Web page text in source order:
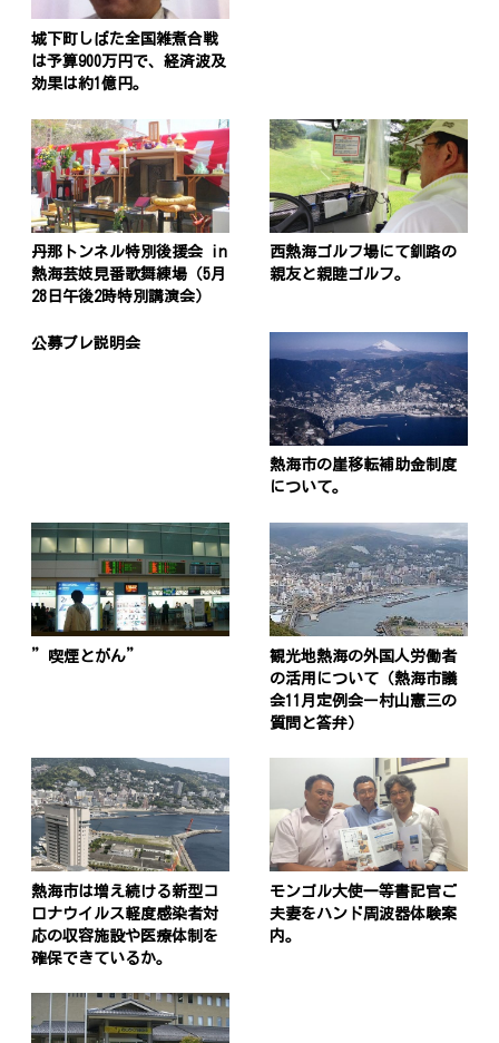
城下町しばた全国雑煮合戦
は予算900万円で、経済波及
効果は約1億円。
丹那トンネル特別後援会 in
熱海芸妓見番歌舞練場（5月
28日午後2時特別講演会）
西熱海ゴルフ場にて釧路の
親友と親睦ゴルフ。
公募プレ説明会
熱海市の崖移転補助金制度
について。
”喫煙とがん”
観光地熱海の外国人労働者
の活用について（熱海市議
会11月定例会ー村山憲三の
質問と答弁）
熱海市は増え続ける新型コ
ロナウイルス軽度感染者対
応の収容施設や医療体制を
確保できているか。
モンゴル大使一等書記官ご
夫妻をハンド周波器体験案
内。